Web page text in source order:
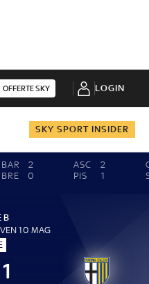
OFFERTE SKY LOGIN
SKY SPORT INSIDER
BAR
2
BRE
0
ASC
2
PIS
1
B
10 MAG